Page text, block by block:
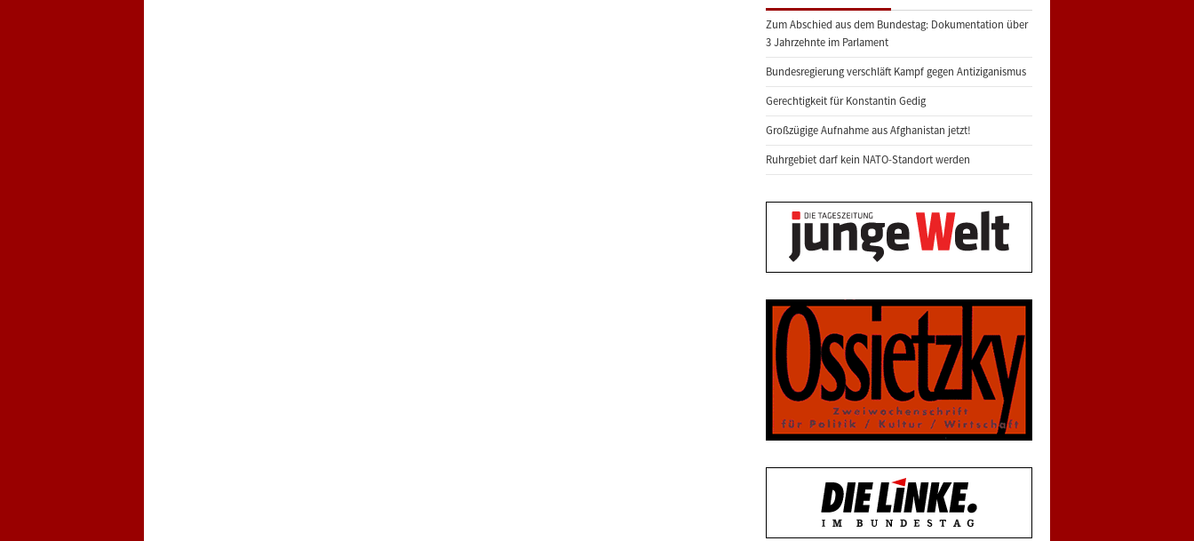
Zum Abschied aus dem Bundestag: Dokumentation über
3 Jahrzehnte im Parlament
Bundesregierung verschläft Kampf gegen Antiziganismus
Gerechtigkeit für Konstantin Gedig
Großzügige Aufnahme aus Afghanistan jetzt!
Ruhrgebiet darf kein NATO-Standort werden